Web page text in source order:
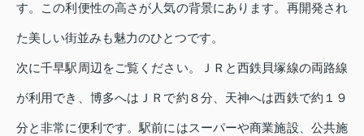
す。この利便性の高さが人気の背景にあります。再開発され
た美しい街並みも魅力のひとつです。
次に千早駅周辺をご覧ください。ＪＲと西鉄貝塚線の両路線
が利用でき、博多へはＪＲで約８分、天神へは西鉄で約１９
分と非常に便利です。駅前にはスーパーや商業施設、公共施